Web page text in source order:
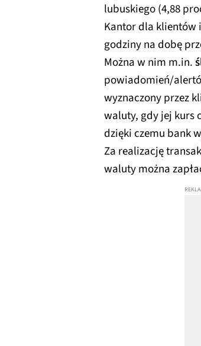
lubuskiego (4,88
Kantor dla klientów
godziny na dobę
Można w nim m.in.
powiadomień/
wyznaczony przez
waluty, gdy jej kurs
dzięki czemu bank
Za realizację
waluty można